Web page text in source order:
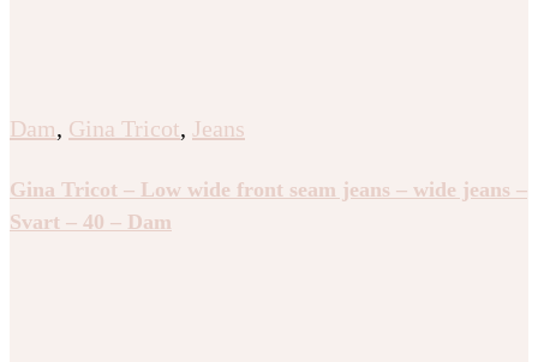
Dam, Gina Tricot, Jeans
Gina Tricot – Low wide front seam jeans – wide jeans –
Svart – 40 – Dam